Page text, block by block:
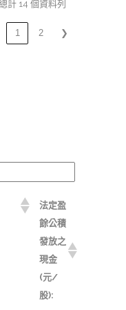
計 14 個資料列
1 2 ❯
法定盈
餘公積
發放之
現金
(元/
股):